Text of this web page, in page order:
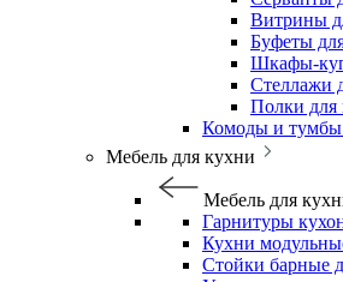
Витрины
Буфеты
Шкафы-
Стеллажи
Полки для
Комоды и тумбы
Мебель для кухни
Мебель для
Гарнитуры
Кухни
Стойки барные